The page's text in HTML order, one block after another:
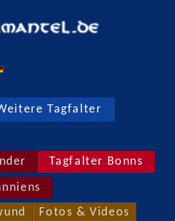
Tagfalter
Tagfalter Bonns
Fotos & Videos